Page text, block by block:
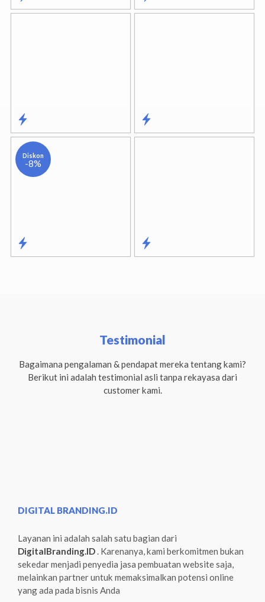
Diskon
-8%
Testimonial
Bagaimana pengalaman & pendapat mereka tentang kami?
Berikut ini adalah testimonial asli tanpa rekayasa dari
customer kami.
DIGITAL BRANDING.ID
Layanan ini adalah salah satu bagian dari
DigitalBranding.ID. Karenanya, kami berkomitmen bukan
sekedar menjadi penyedia jasa pembuatan website saja,
melainkan partner untuk memaksimalkan potensi online
yang ada pada bisnis Anda